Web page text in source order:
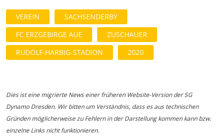
VEREIN
SACHSENDERBY
FC ERZGEBIRGE AUE
ZUSCHAUER
RUDOLF-HARBIG-STADION
2020
Dies ist eine migrierte News einer früheren Website-Version der SG
Dynamo Dresden. Wir bitten um Verständnis, dass es aus technischen
Gründen möglicherweise zu Fehlern in der Darstellung kommen kann bzw.
einzelne Links nicht funktionieren.